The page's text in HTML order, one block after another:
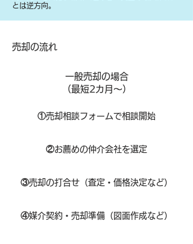
とは逆方向。
​売却の流れ
一般売却の場合
​（最短2カ月～）
①​売却相談フォームで相談開始
②お薦めの仲介会社を選定
③売却の打合せ（査定・価格決定など）
④媒介契約・売却準備（図面作成など）